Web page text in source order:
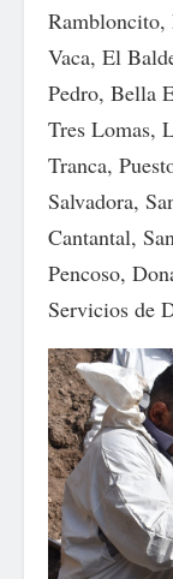
Rambloncito,
Vaca, El
Pedro, Bella
Tres Lomas,
Tranca,
Salvadora,
Cantantal,
Pencoso,
Servicios de